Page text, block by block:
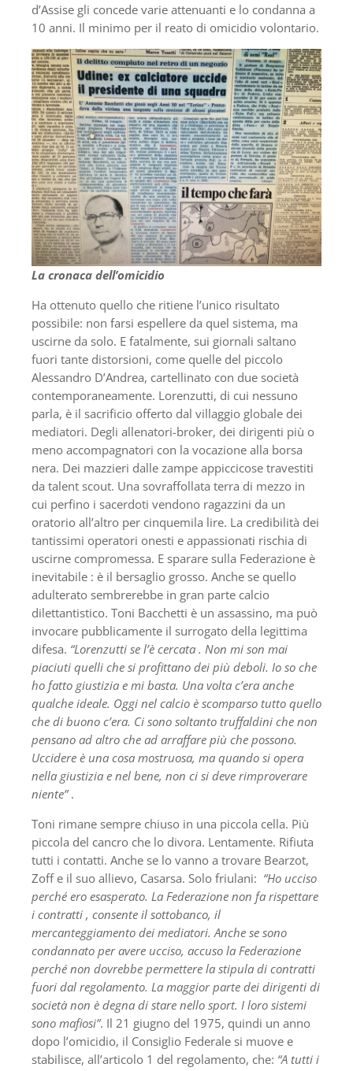
d’Assise gli concede varie attenuanti e lo condanna a
10 anni. Il minimo per il reato di omicidio volontario.
La cronaca dell’omicidio
Ha ottenuto quello che ritiene l’unico risultato
possibile: non farsi espellere da quel sistema, ma
uscirne da solo. E fatalmente, sui giornali saltano
fuori tante distorsioni, come quelle del piccolo
Alessandro D’Andrea, cartellinato con due società
contemporaneamente. Lorenzutti, di cui nessuno
parla, è il sacrificio offerto dal villaggio globale dei
mediatori. Degli allenatori-broker, dei dirigenti più o
meno accompagnatori con la vocazione alla borsa
nera. Dei mazzieri dalle zampe appiccicose travestiti
da talent scout. Una sovraffollata terra di mezzo in
cui perfino i sacerdoti vendono ragazzini da un
oratorio all’altro per cinquemila lire. La credibilità dei
tantissimi operatori onesti e appassionati rischia di
uscirne compromessa. E sparare sulla Federazione è
inevitabile : è il bersaglio grosso. Anche se quello
adulterato sembrerebbe in gran parte calcio
dilettantistico. Toni Bacchetti è un assassino, ma può
invocare pubblicamente il surrogato della legittima
difesa. “Lorenzutti se l’è cercata . Non mi son mai
piaciuti quelli che si profittano dei più deboli. Io so che
ho fatto giustizia e mi basta. Una volta c’era anche
qualche ideale. Oggi nel calcio è scomparso tutto quello
che di buono c’era. Ci sono soltanto truffaldini che non
pensano ad altro che ad arraffare più che possono.
Uccidere è una cosa mostruosa, ma quando si opera
nella giustizia e nel bene, non ci si deve rimproverare
niente”.
Toni rimane sempre chiuso in una piccola cella. Più
piccola del cancro che lo divora. Lentamente. Rifiuta
tutti i contatti. Anche se lo vanno a trovare Bearzot,
Zoff e il suo allievo, Casarsa. Solo friulani: “Ho ucciso
perché ero esasperato. La Federazione non fa rispettare
i contratti , consente il sottobanco, il
mercanteggiamento dei mediatori. Anche se sono
condannato per avere ucciso, accuso la Federazione
perché non dovrebbe permettere la stipula di contratti
fuori dal regolamento. La maggior parte dei dirigenti di
società non è degna di stare nello sport. I loro sistemi
sono mafiosi”. Il 21 giugno del 1975, quindi un anno
dopo l’omicidio, il Consiglio Federale si muove e
stabilisce, all’articolo 1 del regolamento, che: “A tutti i